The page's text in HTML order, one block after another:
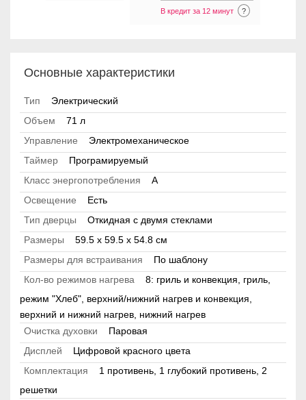
В кредит за 12 минут ?
Основные характеристики
Тип
Электрический
Объем
71 л
Управление
Электромеханическое
Таймер
Програмируемый
Класс энергопотребления
А
Освещение
Есть
Тип дверцы
Откидная с двумя стеклами
Размеры
59.5 х 59.5 x 54.8 см
Размеры для встраивания
По шаблону
Кол-во режимов нагрева
8: гриль и конвекция, гриль,
режим "Хлеб", верхний/нижний нагрев и конвекция,
верхний и нижний нагрев, нижний нагрев
Очистка духовки
Паровая
Дисплей
Цифровой красного цвета
Комплектация
1 противень, 1 глубокий противень, 2
решетки